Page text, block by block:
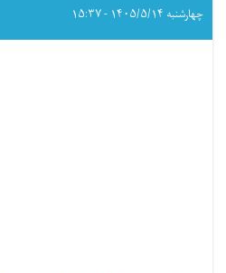
چهارشنبه ۱۴۰۵/۵/۱۴ - ۱۵:۳۷